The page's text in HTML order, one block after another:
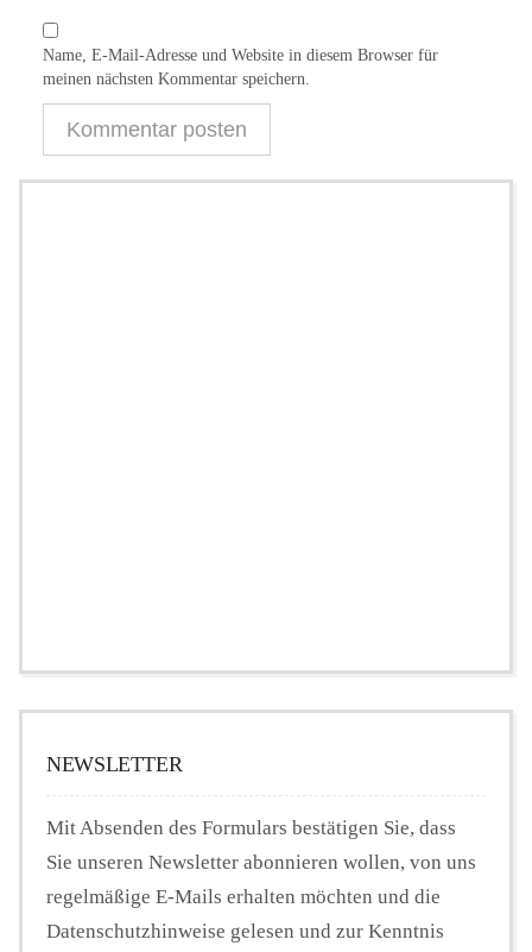
Name, E-Mail-Adresse und Website in diesem Browser für
meinen nächsten Kommentar speichern.
NEWSLETTER
Mit Absenden des Formulars bestätigen Sie, dass
Sie unseren Newsletter abonnieren wollen, von uns
regelmäßige E-Mails erhalten möchten und die
Datenschutzhinweise gelesen und zur Kenntnis